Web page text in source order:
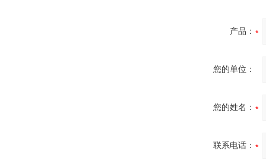
产品：
您的单位：
您的姓名：
联系电话：